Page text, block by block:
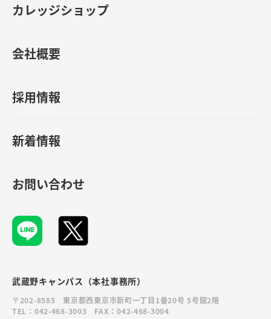
カレッジショップ
会社概要
採用情報
新着情報
お問い合わせ
武蔵野キャンパス（本社事務所）
〒202-8585 東京都西東京市新町一丁目1番20号 5号館2階
TEL：042-468-3003 FAX：042-468-3004